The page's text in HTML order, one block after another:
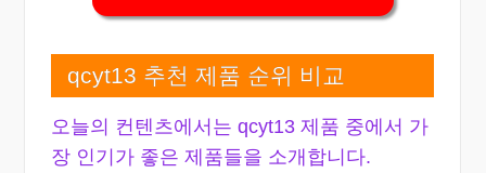
qcyt13 추천 제품 순위 비교
오늘의 컨텐츠에서는 qcyt13 제품 중에서 가
장 인기가 좋은 제품들을 소개합니다.